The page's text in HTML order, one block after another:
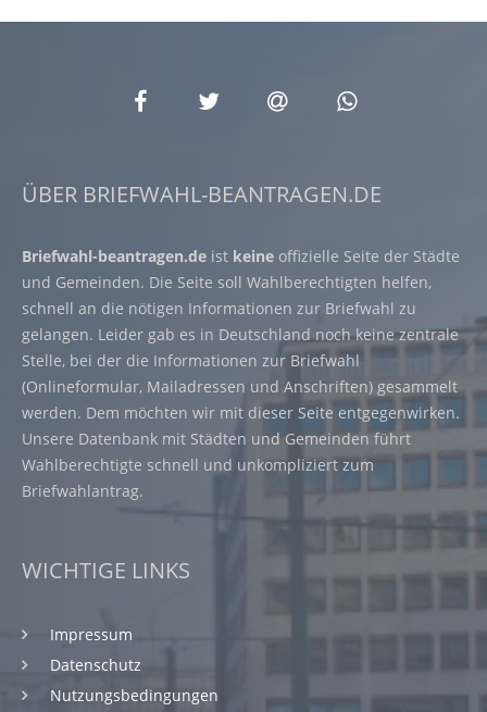
ÜBER BRIEFWAHL-BEANTRAGEN.DE
Briefwahl-beantragen.de ist keine offizielle Seite der Städte
und Gemeinden. Die Seite soll Wahlberechtigten helfen,
schnell an die nötigen Informationen zur Briefwahl zu
gelangen. Leider gab es in Deutschland noch keine zentrale
Stelle, bei der die Informationen zur Briefwahl
(Onlineformular, Mailadressen und Anschriften) gesammelt
werden. Dem möchten wir mit dieser Seite entgegenwirken.
Unsere Datenbank mit Städten und Gemeinden führt
Wahlberechtigte schnell und unkompliziert zum
Briefwahlantrag.
WICHTIGE LINKS
Impressum
Datenschutz
Nutzungsbedingungen